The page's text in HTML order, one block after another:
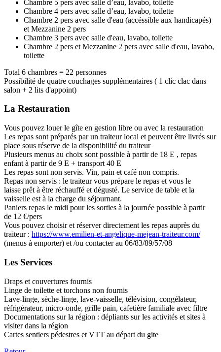
Chambre 5 pers avec salle d’eau, lavabo, toilette
Chambre 4 pers avec salle d’eau, lavabo, toilette
Chambre 2 pers avec salle d'eau (accéssible aux handicapés)
et Mezzanine 2 pers
Chambre 3 pers avec salle d'eau, lavabo, toilette
Chambre 2 pers et Mezzanine 2 pers avec salle d'eau, lavabo,
toilette
Total 6 chambres = 22 personnes
Possibilité de quatre couchages supplémentaires ( 1 clic clac dans
salon + 2 lits d'appoint)
La Restauration
Vous pouvez louer le gîte en gestion libre ou avec la restauration
Les repas sont préparés par un traiteur local et peuvent être livrés sur
place sous réserve de la disponibilité du traiteur
Plusieurs menus au choix sont possible à partir de 18 E , repas
enfant à partir de 9 E + transport 40 E
Les repas sont non servis. Vin, pain et café non compris.
Repas non servis : le traiteur vous prépare le repas et vous le
laisse prêt à être réchauffé et dégusté. Le service de table et la
vaisselle est à la charge du séjournant.
Paniers repas le midi pour les sorties à la journée possible à partir
de 12 €/pers
Vous pouvez choisir et réserver directement les repas auprès du
traiteur : https://www.emilien-et-angelique-mejean-traiteur.com/
(menus à emporter) et /ou contacter au 06/83/89/57/08
Les Services
Draps et couvertures fournis
Linge de toilette et torchons non fournis
Lave-linge, sèche-linge, lave-vaisselle, télévision, congélateur,
réfrigérateur, micro-onde, grille pain, cafetière familiale avec filtre
Documentations sur la région : dépliants sur les activités et sites à
visiter dans la région
Cartes sentiers pédestres et VTT au départ du gite